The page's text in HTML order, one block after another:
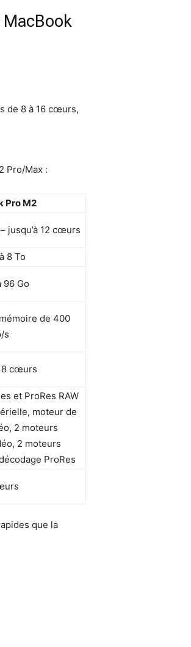
de 8 à 16 cœurs,
Pro/Max :
Pro M2
jusqu’à 12 cœurs
8 To
96 Go
de 400
s
cœurs
et ProRes RAW
moteur de
2 moteurs
2 moteurs
ProRes
que la